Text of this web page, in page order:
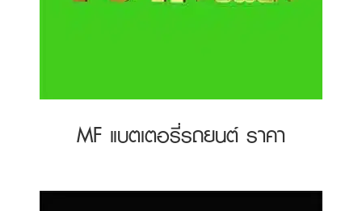
MF แบตเตอรี่รถยนต์ ราคา